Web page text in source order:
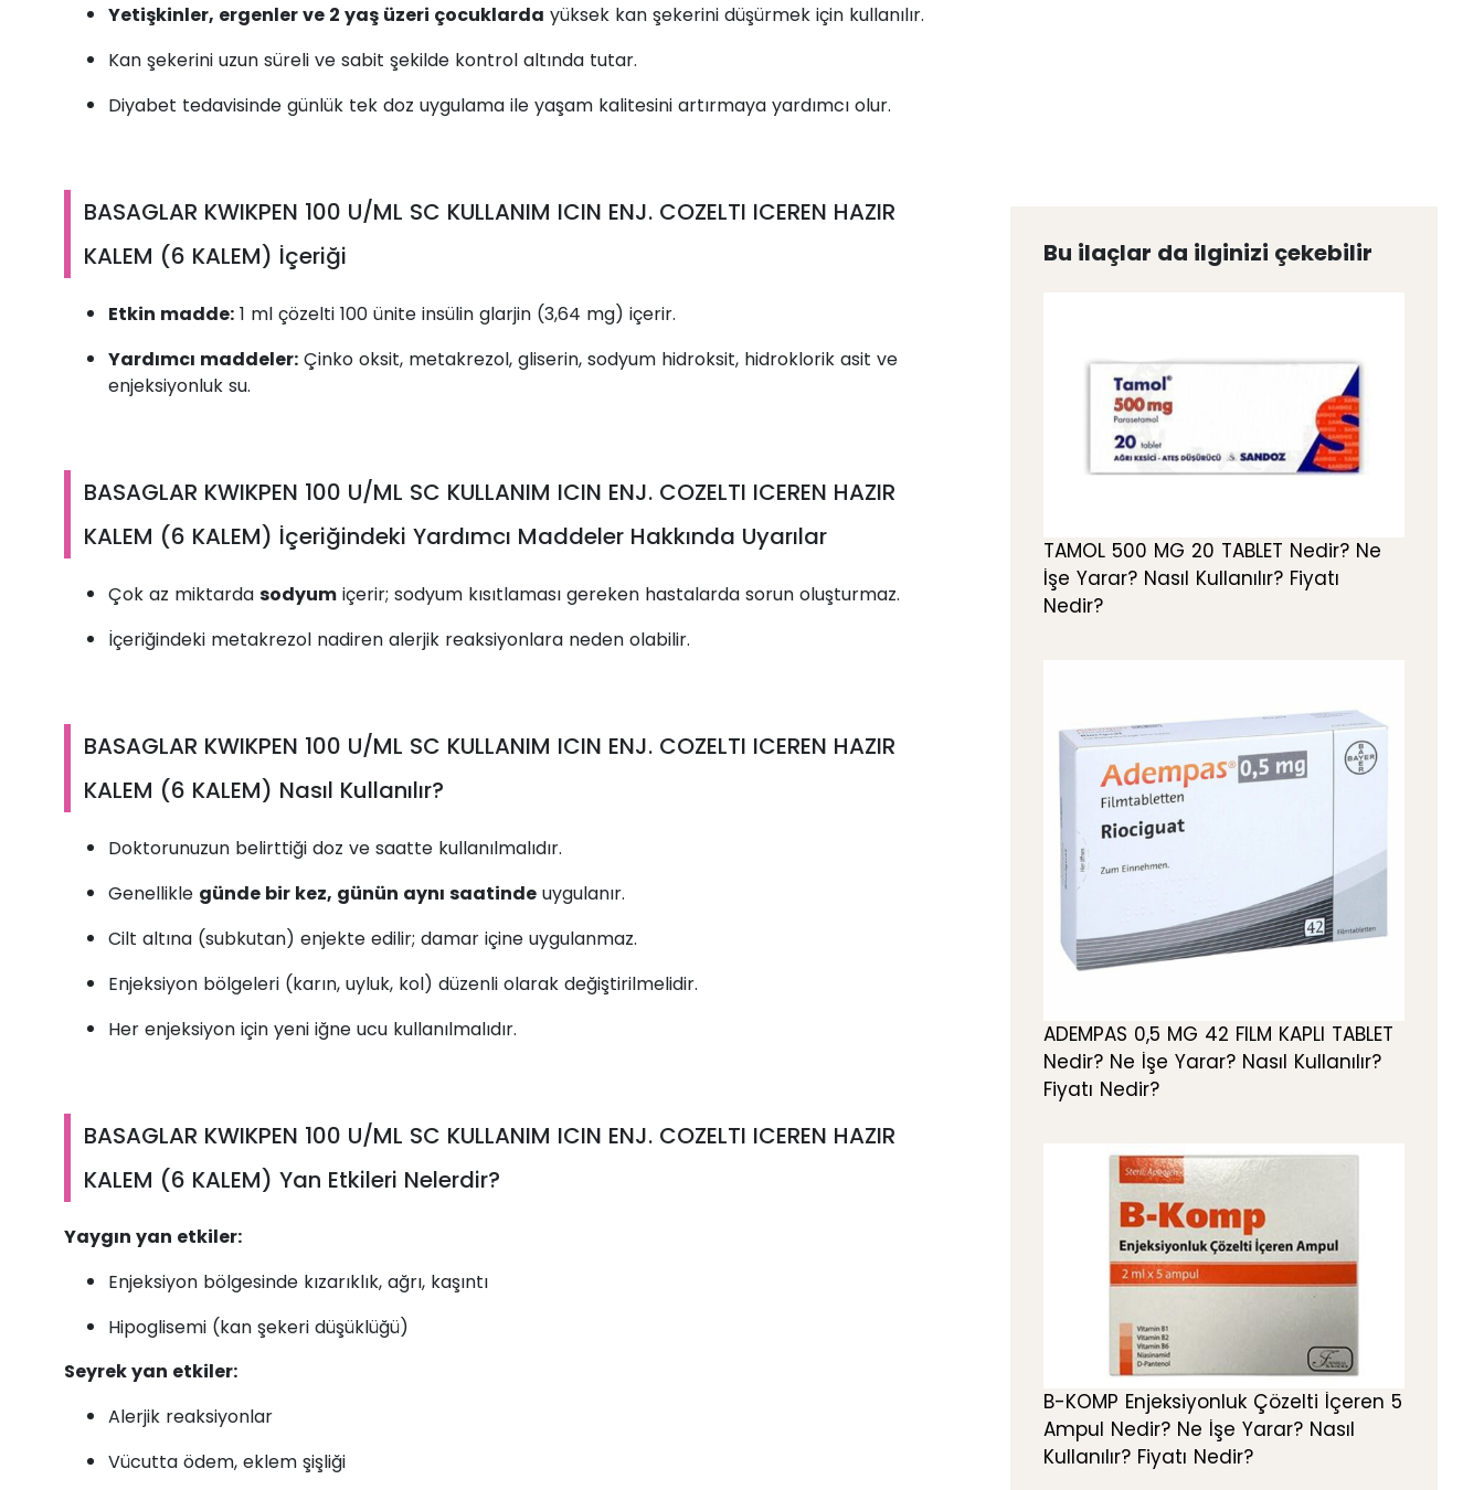
Yetişkinler, ergenler ve 2 yaş üzeri çocuklarda yüksek kan şekerini düşürmek için kullanılır.
Kan şekerini uzun süreli ve sabit şekilde kontrol altında tutar.
Diyabet tedavisinde günlük tek doz uygulama ile yaşam kalitesini artırmaya yardımcı olur.
BASAGLAR KWIKPEN 100 U/ML SC KULLANIM ICIN ENJ. COZELTI ICEREN HAZIR
KALEM (6 KALEM) İçeriği
Etkin madde: 1 ml çözelti 100 ünite insülin glarjin (3,64 mg) içerir.
Yardımcı maddeler: Çinko oksit, metakrezol, gliserin, sodyum hidroksit, hidroklorik asit ve
enjeksiyonluk su.
BASAGLAR KWIKPEN 100 U/ML SC KULLANIM ICIN ENJ. COZELTI ICEREN HAZIR
KALEM (6 KALEM) İçeriğindeki Yardımcı Maddeler Hakkında Uyarılar
Çok az miktarda sodyum içerir; sodyum kısıtlaması gereken hastalarda sorun oluşturmaz.
İçeriğindeki metakrezol nadiren alerjik reaksiyonlara neden olabilir.
BASAGLAR KWIKPEN 100 U/ML SC KULLANIM ICIN ENJ. COZELTI ICEREN HAZIR
KALEM (6 KALEM) Nasıl Kullanılır?
Doktorunuzun belirttiği doz ve saatte kullanılmalıdır.
Genellikle günde bir kez, günün aynı saatinde uygulanır.
Cilt altına (subkutan) enjekte edilir; damar içine uygulanmaz.
Enjeksiyon bölgeleri (karın, uyluk, kol) düzenli olarak değiştirilmelidir.
Her enjeksiyon için yeni iğne ucu kullanılmalıdır.
BASAGLAR KWIKPEN 100 U/ML SC KULLANIM ICIN ENJ. COZELTI ICEREN HAZIR
KALEM (6 KALEM) Yan Etkileri Nelerdir?
Yaygın yan etkiler:
Enjeksiyon bölgesinde kızarıklık, ağrı, kaşıntı
Hipoglisemi (kan şekeri düşüklüğü)
Seyrek yan etkiler:
Alerjik reaksiyonlar
Vücutta ödem, eklem şişliği
Bu ilaçlar da ilginizi çekebilir
TAMOL 500 MG 20 TABLET Nedir? Ne
İşe Yarar? Nasıl Kullanılır? Fiyatı
Nedir?
ADEMPAS 0,5 MG 42 FILM KAPLI TABLET
Nedir? Ne İşe Yarar? Nasıl Kullanılır?
Fiyatı Nedir?
B-KOMP Enjeksiyonluk Çözelti İçeren 5
Ampul Nedir? Ne İşe Yarar? Nasıl
Kullanılır? Fiyatı Nedir?